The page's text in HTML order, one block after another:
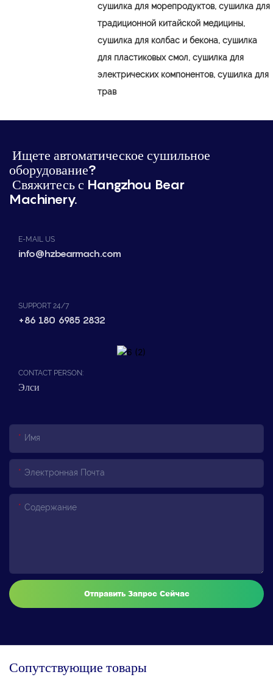
сушилка для морепродуктов, сушилка для
традиционной китайской медицины,
сушилка для колбас и бекона, сушилка
для пластиковых смол, сушилка для
электрических компонентов, сушилка для
трав
Ищете автоматическое сушильное
оборудование?
Свяжитесь с Hangzhou Bear
Machinery.
E-MAIL US
info@hzbearmach.com
SUPPORT 24/7
+86 180 6985 2832
CONTACT PERSON:
Элси
Имя
Электронная Почта
Содержание
Отправить Запрос Сейчас
Сопутствующие товары